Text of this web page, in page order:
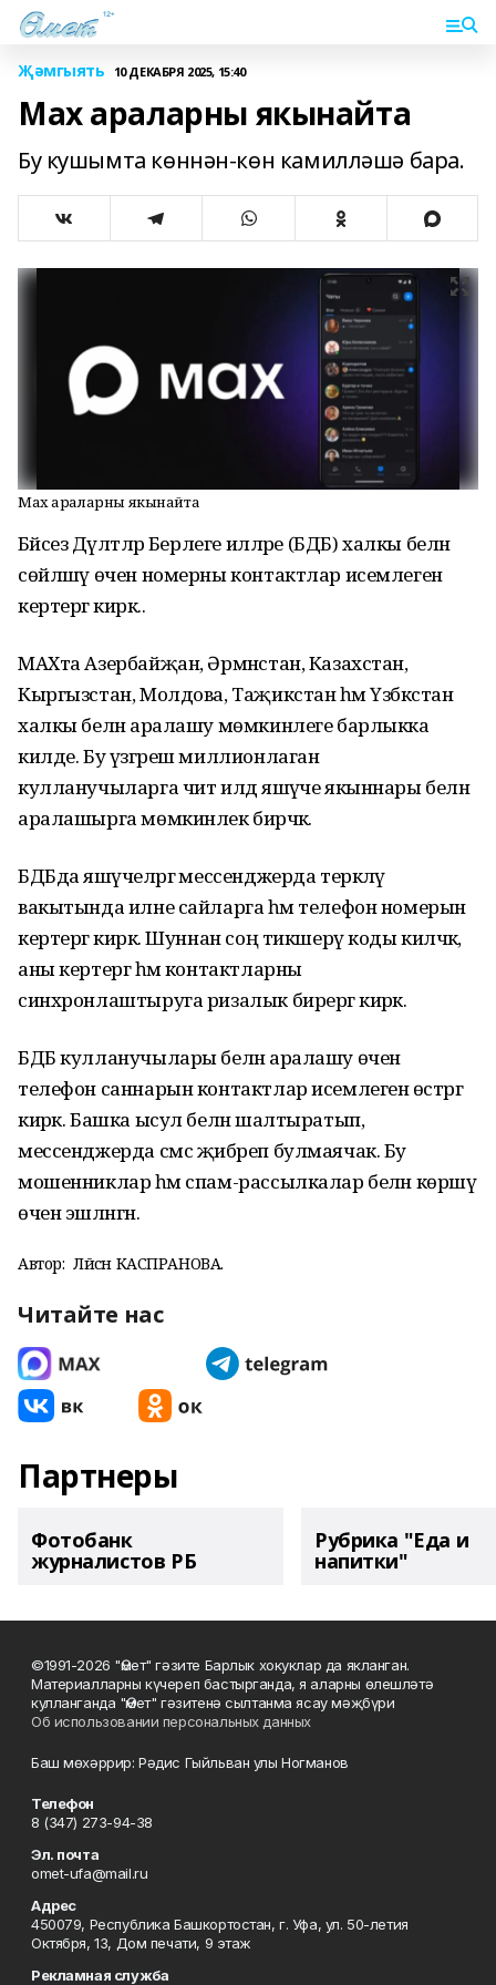
Җәмгыять 10 ДЕКАБРЯ 2025, 15:40
Мах араларны якынайта
Бу кушымта көннән-көн камилләшә бара.
Мах араларны якынайта
Бәйсез Дәүләтләр Берлеге илләре (БДБ) халкы белән
сөйләшү өчен номерны контактлар исемлегенә
кертергә кирәк..
МАХта Азербайҗан, Әрмәнстан, Казахстан,
Кыргызстан, Молдова, Таҗикстан һәм Үзбәкстан
халкы белән аралашу мөмкинлеге барлыкка
килде. Бу үзгәреш миллионлаган
кулланучыларга чит илдә яшәүче якыннары белән
аралашырга мөмкинлек бирәчәк.
БДБда яшәүчеләргә мессенджерда теркәлү
вакытында илне сайларга һәм телефон номерын
кертергә кирәк. Шуннан соң тикшерү коды киләчәк,
аны кертергә һәм контактларны
синхронлаштыруга ризалык бирергә кирәк.
БДБ кулланучылары белән аралашу өчен
телефон саннарын контактлар исемлегенә өстәргә
кирәк. Башка ысул белән шалтыратып,
мессенджерда смс җибәреп булмаячак. Бу
мошенниклар һәм спам-рассылкалар белән көрәшү
өчен эшләнгән.
Автор: Ләйсән КАСПРАНОВА.
Читайте нас
Партнеры
Фотобанк
журналистов РБ
Рубрика "Еда и
напитки"
©1991-2026 "Өмет" гәзите Барлык хокуклар да якланган.
Материалларны күчереп бастырганда, я аларны өлешләтә
кулланганда "Өмет" гәзитенә сылтанма ясау мәҗбүри
Об использовании персональных данных
Баш мөхәррир: Рәдис Гыйльван улы Ногманов
Телефон
8 (347) 273-94-38
Эл. почта
omet-ufa@mail.ru
Адрес
450079, Республика Башкортостан, г. Уфа, ул. 50-летия
Октября, 13, Дом печати, 9 этаж
Рекламная служба